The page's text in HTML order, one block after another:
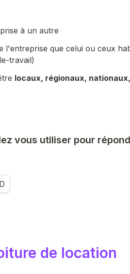
à un autre
l'entreprise que celui ou ceux
travail)
locaux, régionaux,
vous utiliser pour
de location